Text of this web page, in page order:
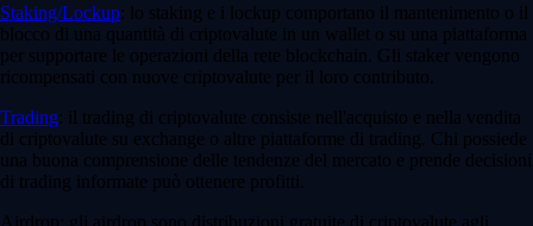
Staking/Lockup: lo staking e i lockup comportano il mantenimento o il
blocco di una quantità di criptovalute in un wallet o su una piattaforma
per supportare le operazioni della rete blockchain. Gli staker vengono
ricompensati con nuove criptovalute per il loro contributo.
Trading: il trading di criptovalute consiste nell'acquisto e nella vendita
di criptovalute su exchange o altre piattaforme di trading. Chi possiede
una buona comprensione delle tendenze del mercato e prende decisioni
di trading informate può ottenere profitti.
Airdrop: gli airdrop sono distribuzioni gratuite di criptovalute agli